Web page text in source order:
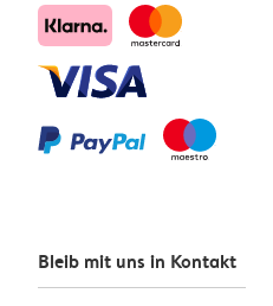
Bleib mit uns in Kontakt